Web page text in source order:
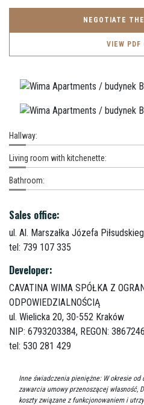
NEGOTIATE
VIEW PDF
Hallway:
Living room with kitchenette:
Bathroom:
Sales office:
ul. Al. Marszałka Józefa
tel: 739 107 335
Developer:
CAVATINA WIMA SPÓŁKA Z
ODPOWIEDZIALNOŚCIĄ
ul. Wielicka 20, 30-552 Kraków
NIP: 6793203384, REGON:
tel: 530 281 429
Inne świadczenia pieniężne: W okresie
zawarcia umowy przenoszącej własność,
koszty związane z funkcjonowaniem i